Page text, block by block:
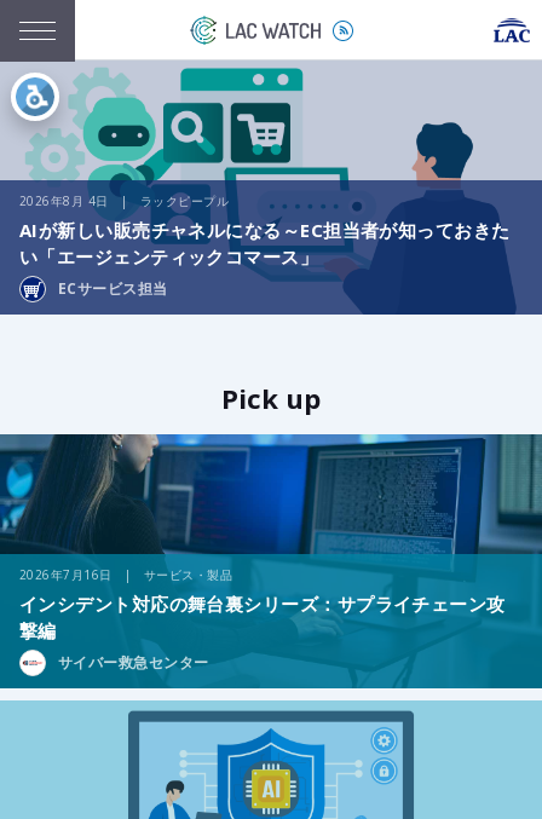
2026年8月 4日 | ラックピープル
AIが新しい販売チャネルになる～EC担当者が知っておきた
い「エージェンティックコマース」
ECサービス担当
Pick up
2026年7月16日 | サービス・製品
インシデント対応の舞台裏シリーズ：サプライチェーン攻
撃編
サイバー救急センター